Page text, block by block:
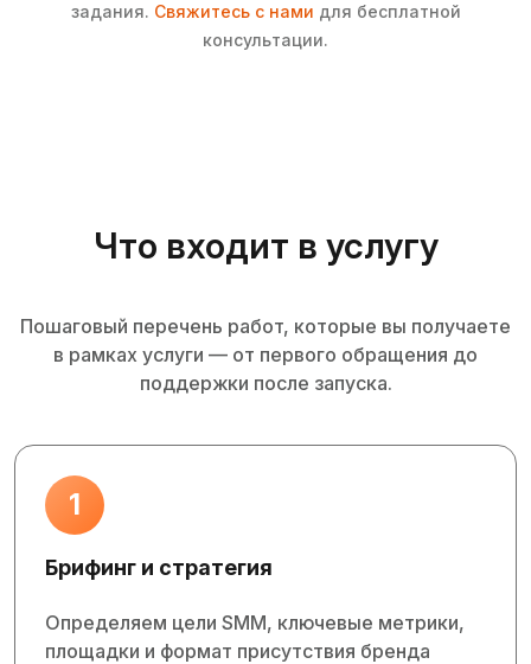
задания. Свяжитесь с нами для бесплатной
консультации.
Что входит в услугу
Пошаговый перечень работ, которые вы получаете
в рамках услуги — от первого обращения до
поддержки после запуска.
1
Брифинг и стратегия
Определяем цели SMM, ключевые метрики,
площадки и формат присутствия бренда